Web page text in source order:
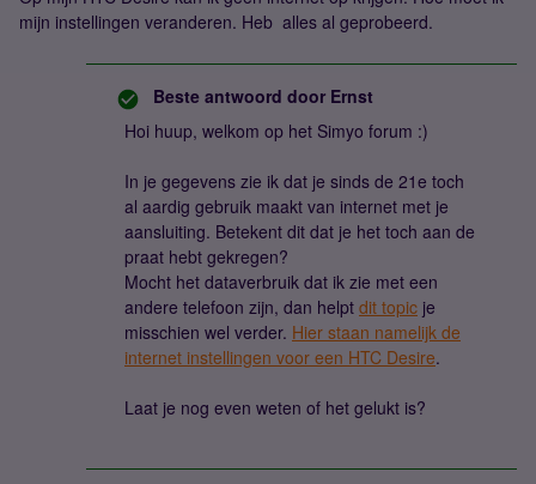
mijn instellingen veranderen. Heb alles al geprobeerd.
Beste antwoord door Ernst
Hoi huup, welkom op het Simyo forum :)
In je gegevens zie ik dat je sinds de 21e toch
al aardig gebruik maakt van internet met je
aansluiting. Betekent dit dat je het toch aan de
praat hebt gekregen?
Mocht het dataverbruik dat ik zie met een
andere telefoon zijn, dan helpt dit topic je
misschien wel verder. Hier staan namelijk de
internet instellingen voor een HTC Desire.
Laat je nog even weten of het gelukt is?